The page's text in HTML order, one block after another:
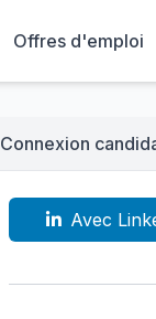
Offres d'emploi
Connexion
Avec